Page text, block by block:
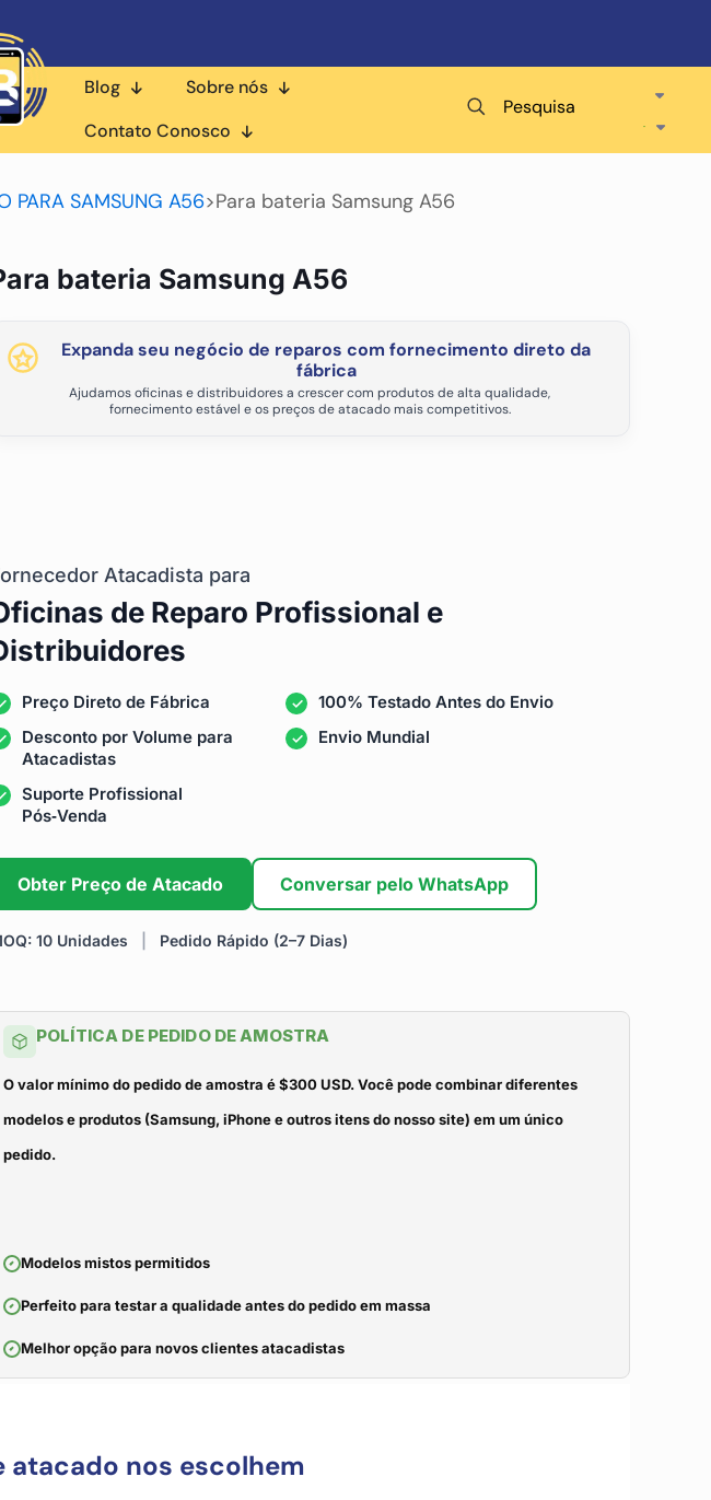
Blog
Sobre nós
Contato Conosco
Pesquisa
PARA SAMSUNG A56>Para bateria Samsung A56
bateria Samsung A56
Expanda seu negócio de reparos com fornecimento direto da
fábrica
Ajudamos oficinas e distribuidores a crescer com produtos de alta qualidade,
fornecimento estável e os preços de atacado mais competitivos.
Atacadista para
de Reparo Profissional e
Preço Direto de Fábrica
100% Testado Antes do Envio
Desconto por Volume para
Atacadistas
Envio Mundial
Suporte Profissional
Pós‑Venda
Obter Preço de Atacado Conversar pelo WhatsApp
10 Unidades Pedido Rápido (2–7 Dias)
POLÍTICA DE PEDIDO DE AMOSTRA
O valor mínimo do pedido de amostra é $300 USD. Você pode combinar diferentes
modelos e produtos (Samsung, iPhone e outros itens do nosso site) em um único
pedido.
Modelos mistos permitidos
Perfeito para testar a qualidade antes do pedido em massa
Melhor opção para novos clientes atacadistas
atacado nos escolhem